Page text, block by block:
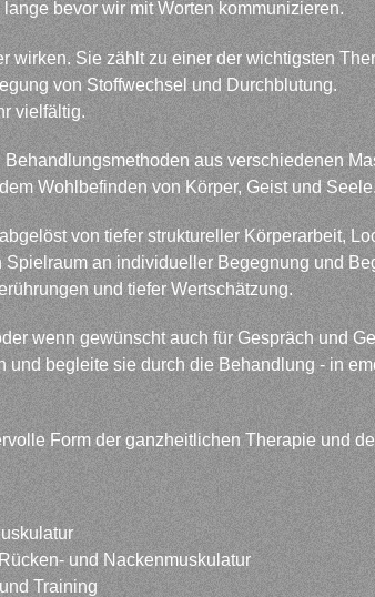
bevor wir mit Worten kommunizieren.
wirken. Sie zählt zu einer der wichtigsten
von Stoffwechsel und Durchblutung.
vielfältig.
aus verschiedenen
Wohlbefinden von Körper, Geist und
von tiefer struktureller Körperarbeit,
an individueller Begegnung und
und tiefer Wertschätzung.
wenn gewünscht auch für Gespräch und
und begleite sie durch die Behandlung - in
Form der ganzheitlichen Therapie und
und Nackenmuskulatur
Training